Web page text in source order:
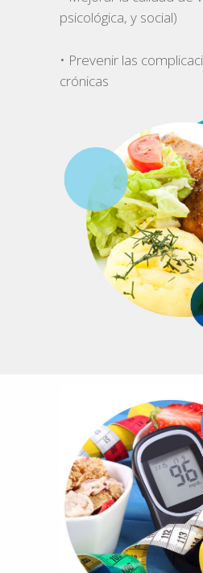
psicológica, y social)
• Prevenir las
crónicas